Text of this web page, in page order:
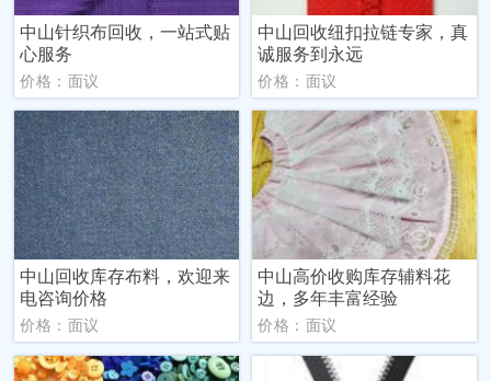
中山针织布回收，一站式贴
心服务
价格：面议
中山回收纽扣拉链专家，真
诚服务到永远
价格：面议
中山回收库存布料，欢迎来
电咨询价格
价格：面议
中山高价收购库存辅料花
边，多年丰富经验
价格：面议